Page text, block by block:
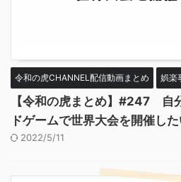
令和の虎CHANNEL配信動画まとめ 娯楽
【令和の虎まとめ】#247 自
ドゲームで世界大会を開催した
2022/5/11